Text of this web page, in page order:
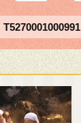
T5270001000991